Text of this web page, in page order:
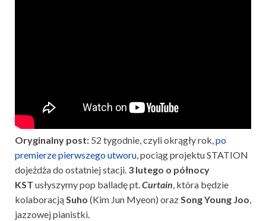
Oryginalny post: 52 tygodnie, czyli okrągły rok,po
premierze pierwszego utworu, pociąg projektu STATION
dojeżdża do ostatniej stacji. 3 lutego o północy
KST usłyszymy pop balladę pt.Curtain, która będzie
kolaboracjąSuho (Kim Jun Myeon) orazSong Young Joo,
jazzowej pianistki.